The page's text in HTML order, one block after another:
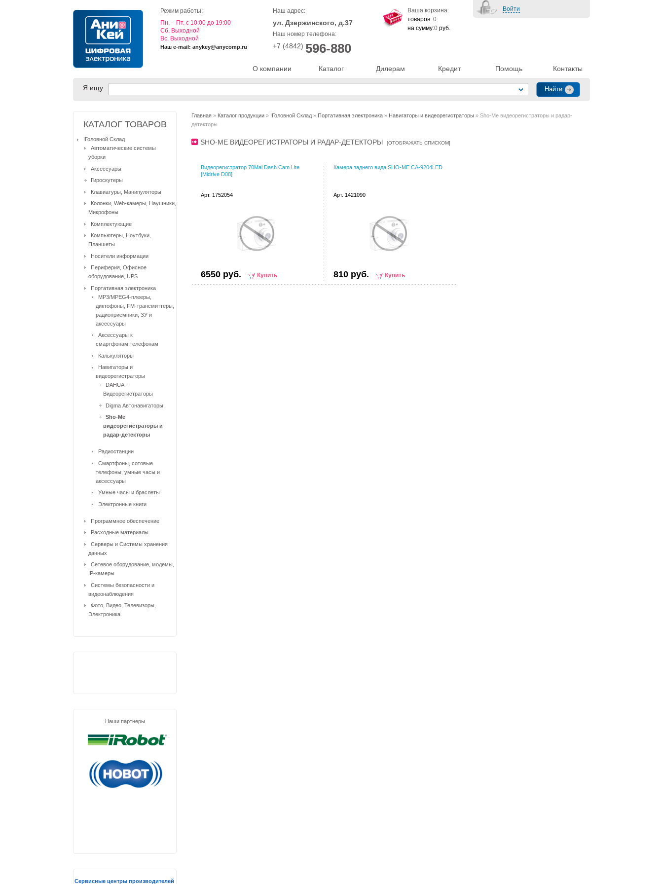
О компании Каталог Дилерам Кредит Помощь Контакты
Режим работы:
Пн. - Пт. с 10:00 до 19:00
Cб. Выходной
Вс. Выходной
Наш e-mail: anykey@anycomp.ru
Наш адрес:
ул. Дзержинского, д.37
Наш номер телефона:
+7 (4842) 596-880
Войти
Ваша корзина:
товаров: 0
на сумму:0 руб.
Я ищу
Главная » Каталог продукции » !Головной Склад » Портативная электроника » Навигаторы и видеорегистраторы » Sho-Me видеорегистраторы и радар-
детекторы
SHO-ME ВИДЕОРЕГИСТРАТОРЫ И РАДАР-ДЕТЕКТОРЫ [ОТОБРАЖАТЬ СПИСКОМ]
Видеорегистратор 70Mai Dash Cam Lite
[Midrive D08]
Арт. 1752054
6550 руб. Купить
Камера заднего вида SHO-ME CA-9204LED
Арт. 1421090
810 руб. Купить
КАТАЛОГ ТОВАРОВ
!Головной Склад
Автоматические системы
уборки
Аксессуары
Гироскутеры
Клавиатуры, Манипуляторы
Колонки, Web-камеры, Наушники,
Микрофоны
Комплектующие
Компьютеры, Ноутбуки,
Планшеты
Носители информации
Периферия, Офисное
оборудование, UPS
Портативная электроника
MP3/MPEG4-плееры,
диктофоны, FM-трансмиттеры,
радиоприемники, ЗУ и
аксессуары
Аксессуары к
смартфонам,телефонам
Калькуляторы
Навигаторы и
видеорегистраторы
DAHUA -
Видеорегистраторы
Digma Автонавигаторы
Sho-Me
видеорегистраторы и
радар-детекторы
Радиостанции
Смартфоны, сотовые
телефоны, умные часы и
аксессуары
Умные часы и браслеты
Электронные книги
Программное обеспечение
Расходные материалы
Серверы и Системы хранения
данных
Сетевое оборудование, модемы,
IP-камеры
Системы безопасности и
видеонаблюдения
Фото, Видео, Телевизоры,
Электроника
Наши партнеры
Сервисные центры производителей